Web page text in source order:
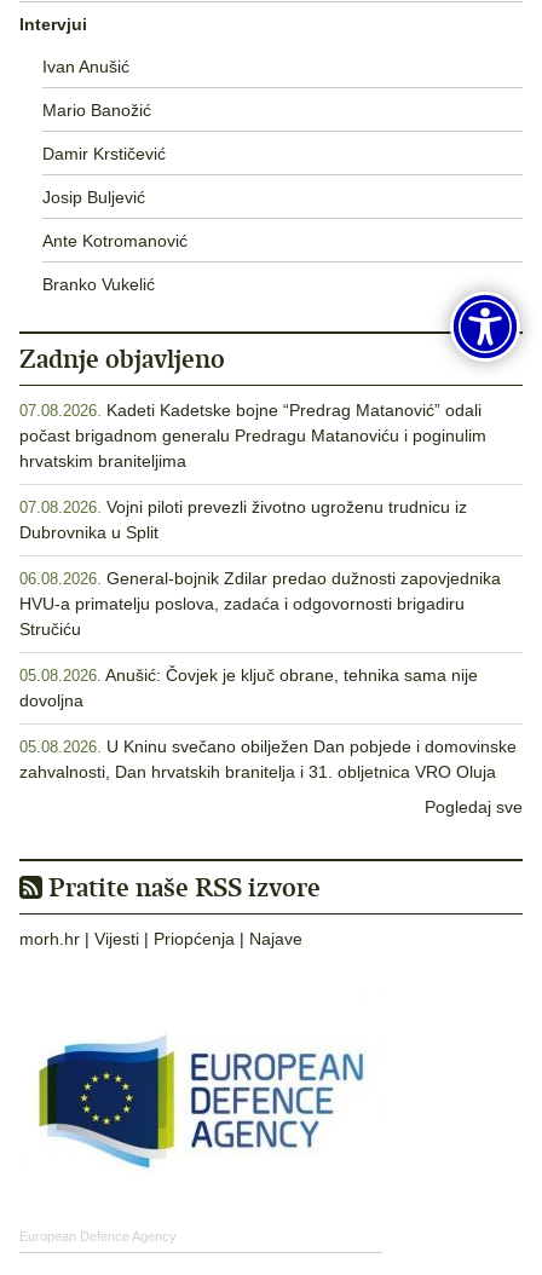
Intervjui
Ivan Anušić
Mario Banožić
Damir Krstičević
Josip Buljević
Ante Kotromanović
Branko Vukelić
Zadnje objavljeno
07.08.2026. Kadeti Kadetske bojne “Predrag Matanović” odali
počast brigadnom generalu Predragu Matanoviću i poginulim
hrvatskim braniteljima
07.08.2026. Vojni piloti prevezli životno ugroženu trudnicu iz
Dubrovnika u Split
06.08.2026. General-bojnik Zdilar predao dužnosti zapovjednika
HVU-a primatelju poslova, zadaća i odgovornosti brigadiru
Stručiću
05.08.2026. Anušić: Čovjek je ključ obrane, tehnika sama nije
dovoljna
05.08.2026. U Kninu svečano obilježen Dan pobjede i domovinske
zahvalnosti, Dan hrvatskih branitelja i 31. obljetnica VRO Oluja
Pogledaj sve
Pratite naše RSS izvore
morh.hr | Vijesti | Priopćenja | Najave
European Defence Agency